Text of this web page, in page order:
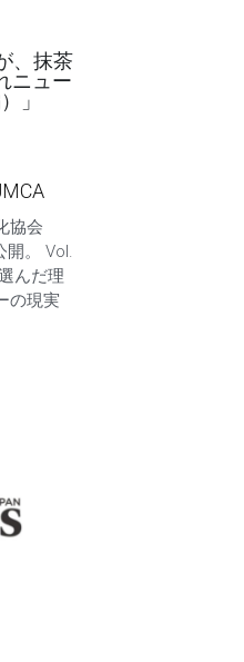
、抹茶
ニュー
」
協会
開。 Vol.
んだ理
の現実